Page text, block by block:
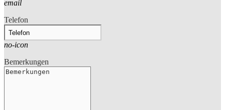
email
Telefon
no-icon
Bemerkungen